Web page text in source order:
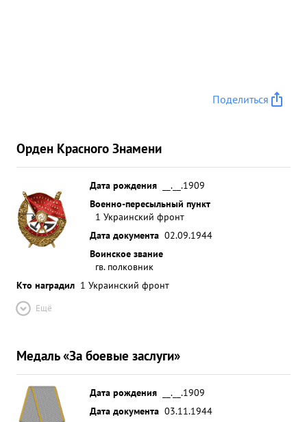
городами:мость Вельке, Рава Русская, ...»
Поделиться
Орден Красного Знамени
Дата рождения
__.__.1909
Военно-пересыльный пункт
1 Украинский фронт
Дата документа 02.09.1944
Воинское звание
гв. полковник
Кто наградил 1 Украинский фронт
Ещё
Медаль «За боевые заслуги»
Дата рождения
__.__.1909
Дата документа 03.11.1944